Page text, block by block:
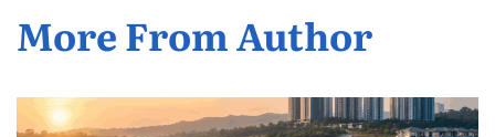
More From Author